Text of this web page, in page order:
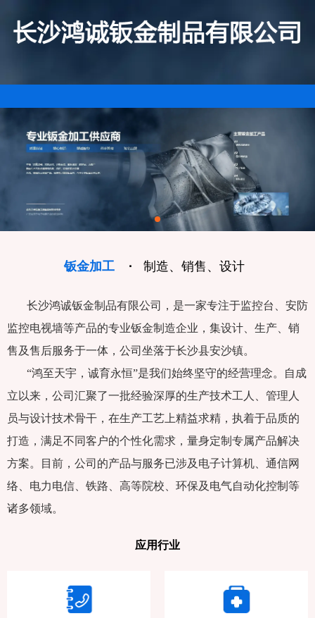
钣金加工 · 制造、销售、设计
长沙鸿诚钣金制品有限公司，是一家专注于监控台、安防
监控电视墙等产品的专业钣金制造企业，集设计、生产、销
售及售后服务于一体，公司坐落于长沙县安沙镇。
“鸿至天宇，诚育永恒”是我们始终坚守的经营理念。自成
立以来，公司汇聚了一批经验深厚的生产技术工人、管理人
员与设计技术骨干，在生产工艺上精益求精，执着于品质的
打造，满足不同客户的个性化需求，量身定制专属产品解决
方案。目前，公司的产品与服务已涉及电子计算机、通信网
络、电力电信、铁路、高等院校、环保及电气自动化控制等
诸多领域。
应用行业